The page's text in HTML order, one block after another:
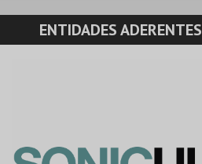
CARRINHO
EVENTOS
ENTIDADES ADERENTES